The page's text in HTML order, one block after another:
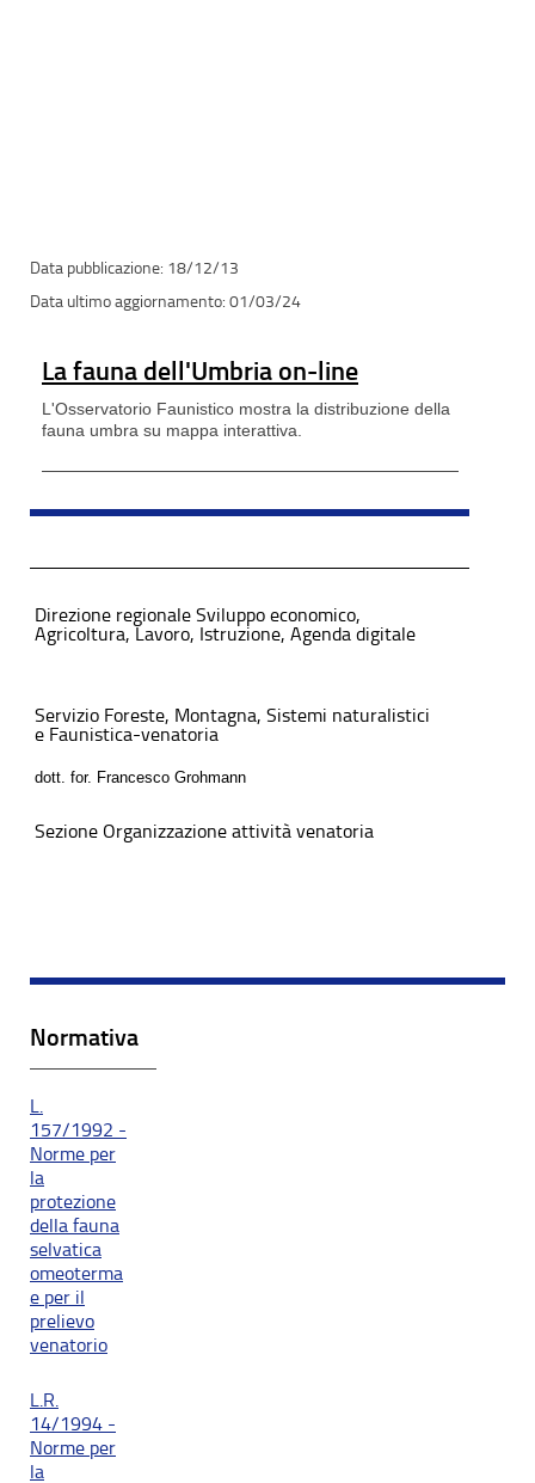
18/12/13
01/03/24
La fauna dell'Umbria on-line
L'Osservatorio Faunistico mostra la distribuzione della
fauna umbra su mappa interattiva.
Direzione regionale Sviluppo economico,
Agricoltura, Lavoro, Istruzione, Agenda digitale
Servizio Foreste, Montagna, Sistemi naturalistici
e Faunistica-venatoria
dott. for. Francesco Grohmann
Sezione Organizzazione attività venatoria
Normativa
L.
157/1992 -
Norme per
la
protezione
della fauna
selvatica
omeoterma
e per il
prelievo
venatorio
L.R.
14/1994 -
Norme per
la